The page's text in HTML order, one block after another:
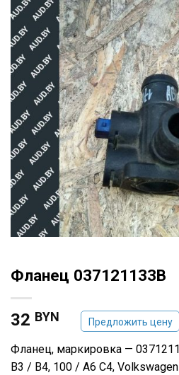
Фланец 037121133B
32 BYN Предложить цену
Фланец, маркировка —
B3 / B4, 100 / A6 C4,